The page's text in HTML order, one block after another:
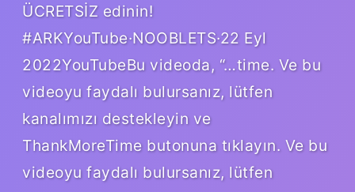
ÜCRETSİZ edinin!
#ARKYouTube·NOOBLETS·22 Eyl
2022YouTubeBu videoda, “…time. Ve bu
videoyu faydalı bulursanız, lütfen
kanalımızı destekleyin ve
ThankMoreTime butonuna tıklayın. Ve bu
videoyu faydalı bulursanız, lütfen